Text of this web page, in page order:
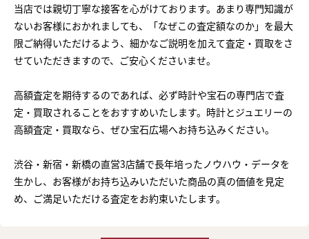
当店では親切丁寧な接客を心がけております。あまり専門知識が
ないお客様におかれましても、「なぜこの査定額なのか」を最大
限ご納得いただけるよう、細かなご説明を加えて査定・買取をさ
せていただきますので、ご安心くださいませ。
高額査定を期待するのであれば、必ず時計や宝石の専門店で査
定・買取されることをおすすめいたします。時計とジュエリーの
高額査定・買取なら、ぜひ宝石広場へお持ち込みください。
渋谷・新宿・新橋の直営3店舗で長年培ったノウハウ・データを
生かし、お客様がお持ち込みいただいた商品の真の価値を見定
め、ご満足いただける査定をお約束いたします。